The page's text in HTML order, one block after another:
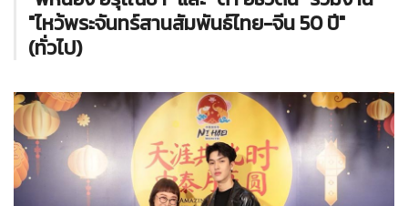
"ไหว้พระจันทร์สานสัมพันธ์ไทย-จีน 50 ปี"
(ทั่วไป)